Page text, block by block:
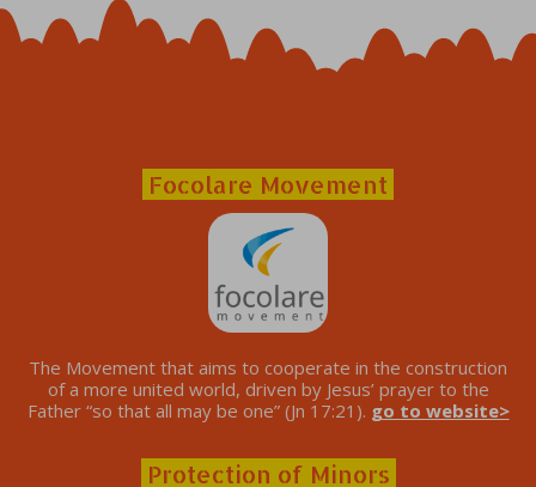
Focolare Movement
The Movement that aims to cooperate in the construction
of a more united world, driven by Jesus’ prayer to the
Father “so that all may be one” (Jn 17:21). go to website>
Protection of Minors